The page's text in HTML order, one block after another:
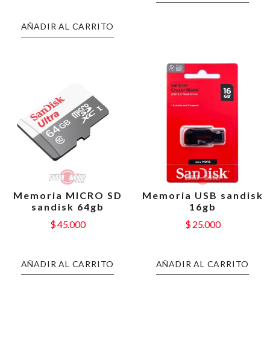
AÑADIR AL CARRITO
Memoria MICRO SD
sandisk 64gb
$45.000
AÑADIR AL CARRITO
Memoria USB sandisk
16gb
$25.000
AÑADIR AL CARRITO